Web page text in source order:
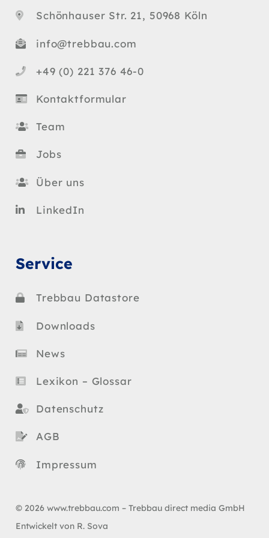
Schönhauser Str. 21, 50968 Köln
info@trebbau.com
+49 (0) 221 376 46-0
Kontaktformular
Team
Jobs
Über uns
LinkedIn
Service
Trebbau Datastore
Downloads
News
Lexikon – Glossar
Datenschutz
AGB
Impressum
© 2026 www.trebbau.com – Trebbau direct media GmbH
Entwickelt von R. Sova